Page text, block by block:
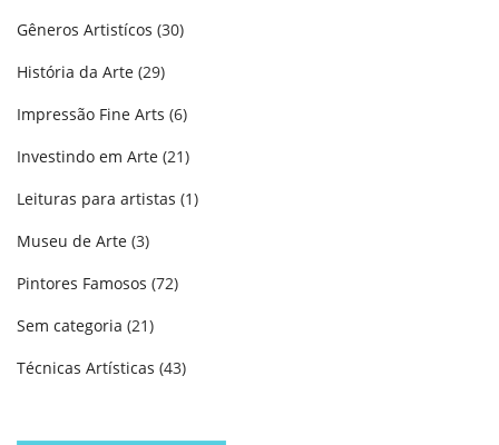
Gêneros Artistícos (30)
História da Arte (29)
Impressão Fine Arts (6)
Investindo em Arte (21)
Leituras para artistas (1)
Museu de Arte (3)
Pintores Famosos (72)
Sem categoria (21)
Técnicas Artísticas (43)